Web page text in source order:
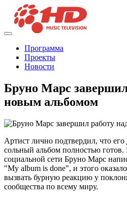
Программа
Проекты
Новости
Бруно Марс
новым альбомом
Артист лично подтвердил, что
сольный альбом полностью
социальной сети Бруно Марс
"My album is done", и этого
вызвать бурную реакцию у
сообщества по всему миру.